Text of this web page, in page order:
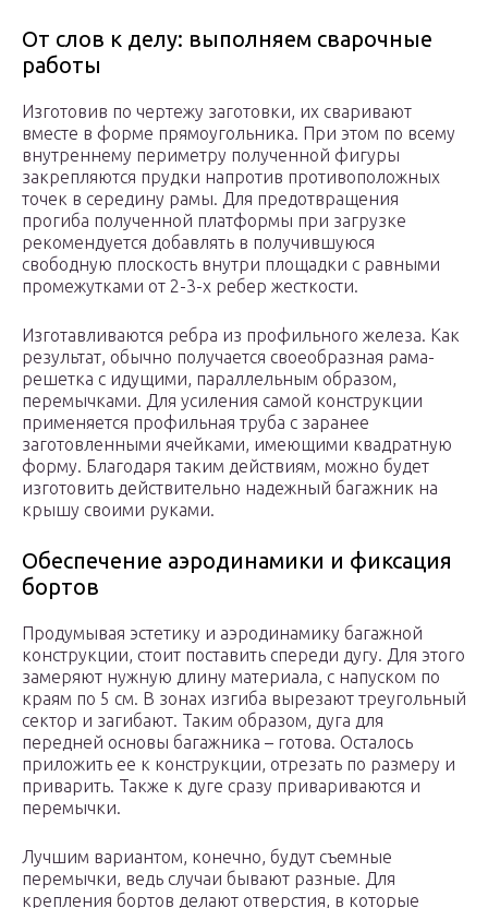
От слов к делу: выполняем сварочные
работы
Изготовив по чертежу заготовки, их сваривают
вместе в форме прямоугольника. При этом по всему
внутреннему периметру полученной фигуры
закрепляются прудки напротив противоположных
точек в середину рамы. Для предотвращения
прогиба полученной платформы при загрузке
рекомендуется добавлять в получившуюся
свободную плоскость внутри площадки с равными
промежутками от 2-3-х ребер жесткости.
Изготавливаются ребра из профильного железа. Как
результат, обычно получается своеобразная рама-
решетка с идущими, параллельным образом,
перемычками. Для усиления самой конструкции
применяется профильная труба с заранее
заготовленными ячейками, имеющими квадратную
форму. Благодаря таким действиям, можно будет
изготовить действительно надежный багажник на
крышу своими руками.
Обеспечение аэродинамики и фиксация
бортов
Продумывая эстетику и аэродинамику багажной
конструкции, стоит поставить спереди дугу. Для этого
замеряют нужную длину материала, с напуском по
краям по 5 см. В зонах изгиба вырезают треугольный
сектор и загибают. Таким образом, дуга для
передней основы багажника – готова. Осталось
приложить ее к конструкции, отрезать по размеру и
приварить. Также к дуге сразу привариваются и
перемычки.
Лучшим вариантом, конечно, будут съемные
перемычки, ведь случаи бывают разные. Для
крепления бортов делают отверстия, в которые